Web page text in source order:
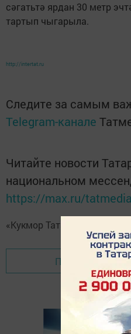
сәгатьтә ярдан 30 метр
тартып чыгарыла.
http://intertat.ru
Следите за самым
Telegram-канале
Читайте новости
национальном
https://max.ru/tatmedia
«Кукмор Татарстан»
Перейти на